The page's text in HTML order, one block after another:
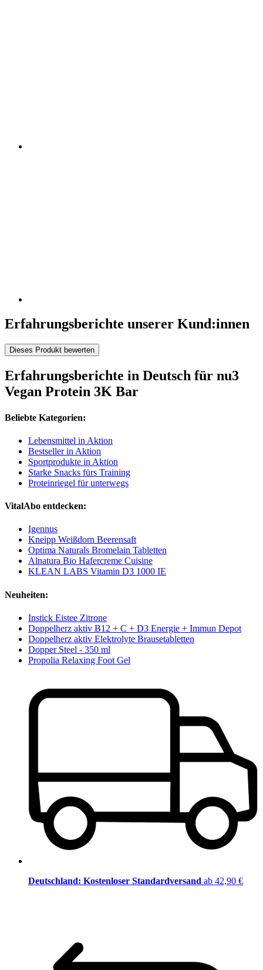
Erfahrungsberichte unserer Kund:innen
Dieses Produkt bewerten
Erfahrungsberichte in Deutsch für nu3
Vegan Protein 3K Bar
Beliebte Kategorien:
Lebensmittel in Aktion
Bestseller in Aktion
Sportprodukte in Aktion
Starke Snacks fürs Training
Proteinriegel für unterwegs
VitalAbo entdecken:
Igennus
Kneipp Weißdorn Beerensaft
Optima Naturals Bromelain Tabletten
Alnatura Bio Hafercreme Cuisine
KLEAN LABS Vitamin D3 1000 IE
Neuheiten:
Instick Eistee Zitrone
Doppelherz aktiv B12 + C + D3 Energie + Immun Depot
Doppelherz aktiv Elektrolyte Brausetabletten
Dopper Steel - 350 ml
Propolia Relaxing Foot Gel
Deutschland: Kostenloser Standardversand ab 42,90 €